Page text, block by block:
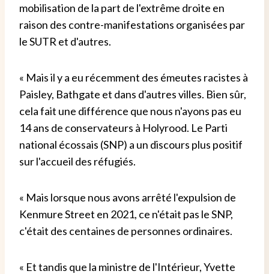
mobilisation de la part de l'extrême droite en
raison des contre-manifestations organisées par
le SUTR et d'autres.
« Mais il y a eu récemment des émeutes racistes à
Paisley, Bathgate et dans d'autres villes. Bien sûr,
cela fait une différence que nous n'ayons pas eu
14 ans de conservateurs à Holyrood. Le Parti
national écossais (SNP) a un discours plus positif
sur l'accueil des réfugiés.
« Mais lorsque nous avons arrêté l'expulsion de
Kenmure Street en 2021, ce n'était pas le SNP,
c'était des centaines de personnes ordinaires.
« Et tandis que la ministre de l'Intérieur, Yvette